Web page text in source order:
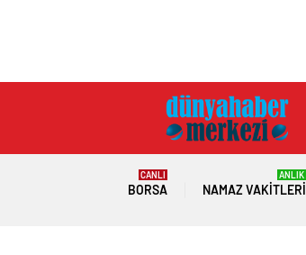
BORSA
CANLI
NAMAZ VAKITLERI
ANLIK